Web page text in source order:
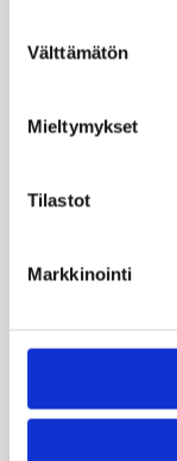
valinta
Välttämätön
Mieltymykset
Tilastot
Markkinointi